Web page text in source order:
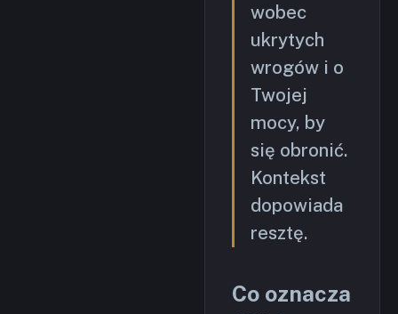
wobec
ukrytych
wrogów i o
Twojej
mocy, by
się obronić.
Kontekst
dopowiada
resztę.
Co oznacza